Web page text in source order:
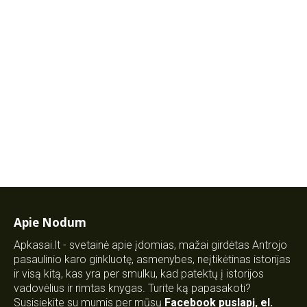
Apie Nodum
Apkasai.lt - svetainė apie įdomias, mažai girdėtas Antrojo
pasaulinio karo ginkluotę, asmenybes, neįtikėtinas istorijas
ir visą kitą, kas yra per smulku, kad patektų į istorijos
vadovėlius ir rimtas knygas. Turite ką papasakoti?
Susisiekite su mumis per mūsų Facebook puslapį, el.